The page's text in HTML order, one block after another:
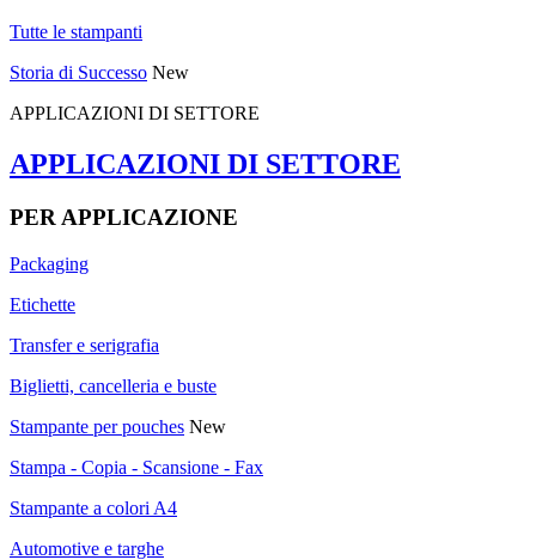
Tutte le stampanti
Storia di Successo New
APPLICAZIONI DI SETTORE
APPLICAZIONI DI SETTORE
PER APPLICAZIONE
Packaging
Etichette
Transfer e serigrafia
Biglietti, cancelleria e buste
Stampante per pouches New
Stampa - Copia - Scansione - Fax
Stampante a colori A4
Automotive e targhe